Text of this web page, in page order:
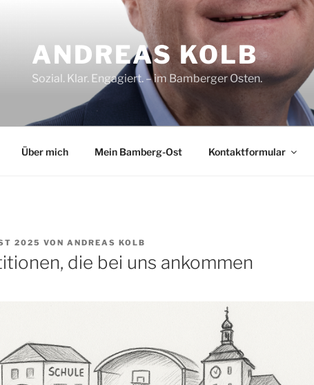
ANDREAS KOLB
Sozial. Klar. Engagiert. – im Bamberger Osten.
Über mich Mein Bamberg-Ost Kontaktformular
2025 VON ANDREAS KOLB
die bei uns ankommen